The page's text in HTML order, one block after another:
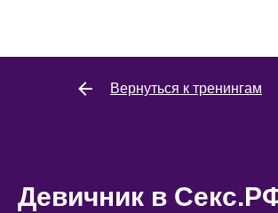
Вернуться к тренингам
Девичник в